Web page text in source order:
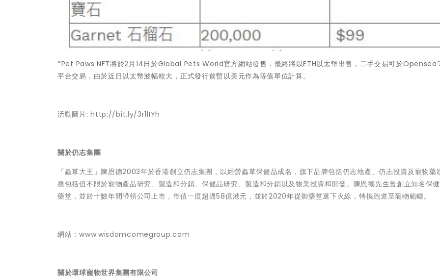
*Pet Paws NFT將於2月14日於Global Pets World官方網站發售，最終將以ETH以太幣出售，二手交易可於Opensea
平台交易，由於近日以太幣波幅較大，正式發行前暫以美元作為等值單位計算。
活動圖片:http://bit.ly/3r1lIYh
關於仍志集團
「蟲草大王」陳恩德2003年於香港創立仍志集團，以經營蟲草保健品成名，旗下品牌包括仍志地產、仍志投資及寵物藥
務包括但不限於寵物產品研究、製造和分銷、保健品研究、製造和分銷以及物業投資和開發。陳恩德先生曾創立知名保
藥堂，並於十數年間帶領公司上市，市值一度超過58億港元，並於2020年從御藥堂退下火線，轉換跑道至寵物範疇。
網站：www.wisdomcomegroup.com
關於環球寵物世界集團有限公司